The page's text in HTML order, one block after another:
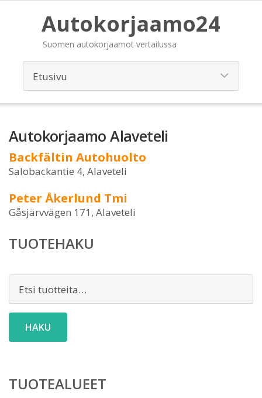
Autokorjaamo24
Suomen autokorjaamot vertailussa
Autokorjaamo Alaveteli
Backfältin Autohuolto
Salobackantie 4, Alaveteli
Peter Åkerlund Tmi
Gåsjärvvägen 171, Alaveteli
TUOTEHAKU
HAKU
TUOTEALUEET